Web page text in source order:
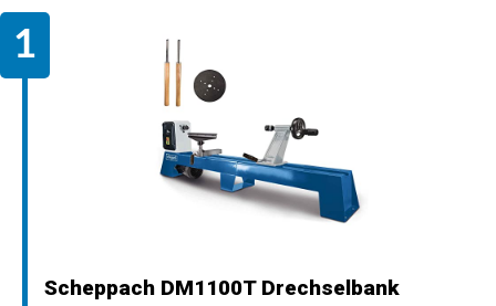
Scheppach DM1100T Drechselbank